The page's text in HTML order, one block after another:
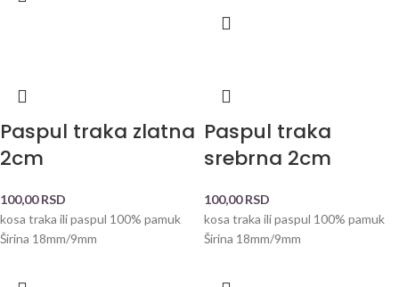
Paspul traka zlatna
2cm
100,00RSD
kosa traka ili paspul 100% pamuk
Širina 18mm/9mm
Paspul traka
srebrna 2cm
100,00RSD
kosa traka ili paspul 100% pamuk
Širina 18mm/9mm